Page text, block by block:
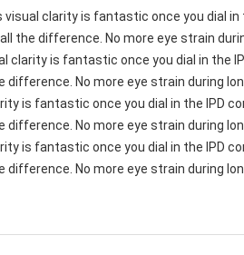
visual clarity is fantastic once you dial
the difference. No more eye strain
clarity is fantastic once you dial in the
difference. No more eye strain during
is fantastic once you dial in the IPD
difference. No more eye strain during
is fantastic once you dial in the IPD
difference. No more eye strain during